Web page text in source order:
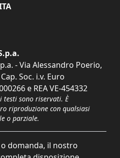
- Via Alessandro Poerio,
Soc. i.v. Euro
e REA VE-454332
sono riservati. È
riproduzione con qualsiasi
o parziale.
domanda, il nostro